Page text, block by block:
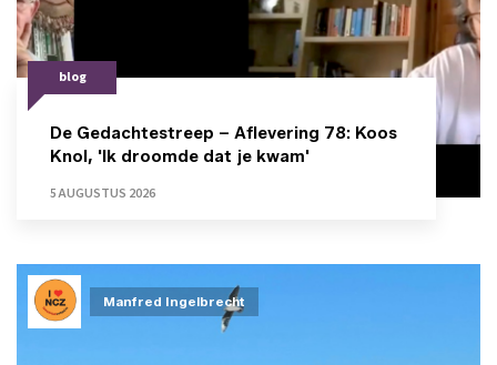
blog
De Gedachtestreep – Aflevering 78: Koos
Knol, 'Ik droomde dat je kwam'
5 AUGUSTUS 2026
Manfred Ingelbrecht